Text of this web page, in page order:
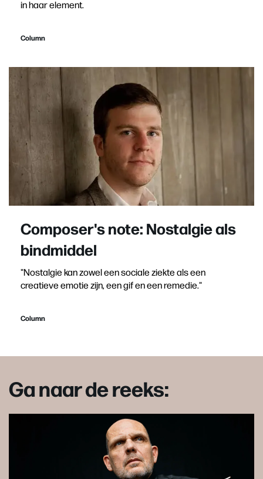
in haar element.
Column
Composer's note: Nostalgie als
bindmiddel
"Nostalgie kan zowel een sociale ziekte als een
creatieve emotie zijn, een gif en een remedie."
Column
Ga naar de reeks: